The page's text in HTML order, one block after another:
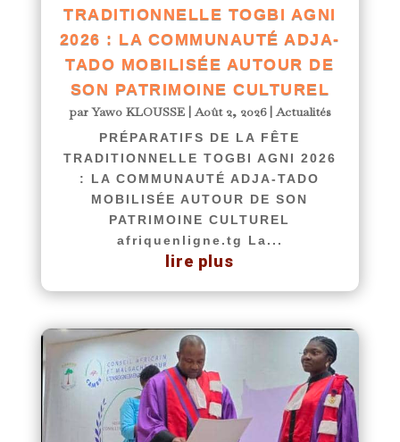
TRADITIONNELLE TOGBI AGNI
2026 : LA COMMUNAUTÉ ADJA-
TADO MOBILISÉE AUTOUR DE
SON PATRIMOINE CULTUREL
parYawo KLOUSSE|Août 2, 2026|Actualités
PRÉPARATIFS DE LA FÊTE
TRADITIONNELLE TOGBI AGNI 2026
: LA COMMUNAUTÉ ADJA-TADO
MOBILISÉE AUTOUR DE SON
PATRIMOINE CULTUREL
afriquenligne.tg La...
lire plus